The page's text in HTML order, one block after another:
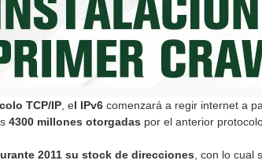
TCP/IP , el IPv6 comenzará a regir internet a
4300 millones otorgadas por el anterior
2011 su stock de direcciones , con lo